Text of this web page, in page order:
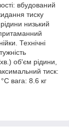
вбудований
тиску
низький
Технічні
об'єм рідини,
тиск:
вага: 8.6 кг